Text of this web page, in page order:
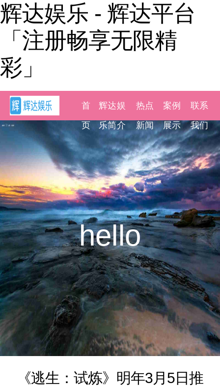
辉达娱乐 - 辉达平台
「注册畅享无限精
彩」
首
页
辉达娱
乐简介
热点
新闻
案例
展示
联系
我们
hello
《逃生：试炼》明年3月5日推